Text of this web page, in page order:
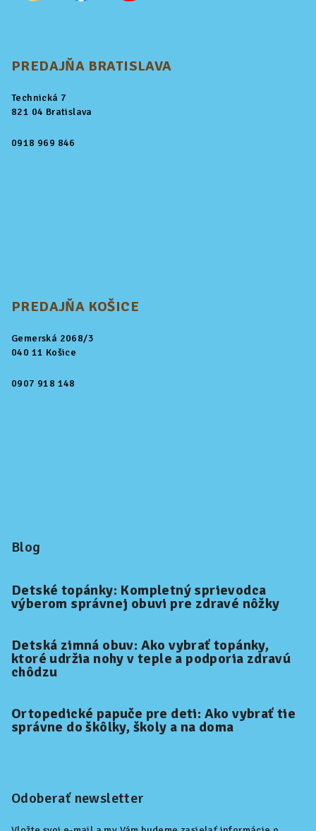
PREDAJŇA BRATISLAVA
Technická 7
821 04 Bratislava
0918 969 846
PREDAJŇA KOŠICE
Gemerská 2068/3
040 11 Košice
0907 918 148
Blog
Detské topánky: Kompletný sprievodca
výberom správnej obuvi pre zdravé nôžky
Detská zimná obuv: Ako vybrať topánky,
ktoré udržia nohy v teple a podporia zdravú
chôdzu
Ortopedické papuče pre deti: Ako vybrať tie
správne do škôlky, školy a na doma
Odoberať newsletter